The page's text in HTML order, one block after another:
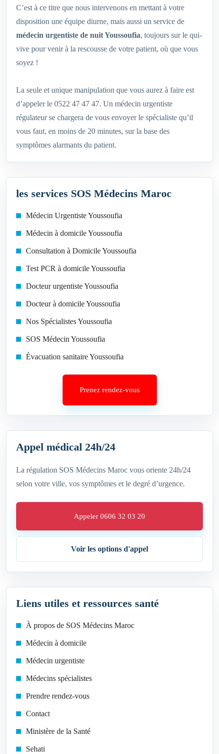
C’est à ce titre que nous intervenons en mettant à votre
disposition une équipe diurne, mais aussi un service de
médecin urgentiste de nuit Youssoufia, toujours sur le qui-
vive pour venir à la rescousse de votre patient, où que vous
soyez !
La seule et unique manipulation que vous aurez à faire est
d’appeler le 0522 47 47 47. Un médecin urgentiste
régulateur se chargera de vous envoyer le spécialiste qu’il
vous faut, en moins de 20 minutes, sur la base des
symptômes alarmants du patient.
les services SOS Médecins Maroc
Médecin Urgentiste Youssoufia
Médecin à domicile Youssoufia
Consultation à Domicile Youssoufia
Test PCR à domicile Youssoufia
Docteur urgentiste Youssoufia
Docteur à domicile Youssoufia
Nos Spécialistes Youssoufia
SOS Médecin Youssoufia
Évacuation sanitaire Youssoufia
Prenez rendez-vous
Appel médical 24h/24
La régulation SOS Médecins Maroc vous oriente 24h/24
selon votre ville, vos symptômes et le degré d’urgence.
Appeler 0606 32 03 20
Voir les options d'appel
Liens utiles et ressources santé
À propos de SOS Médecins Maroc
Médecin à domicile
Médecin urgentiste
Médecins spécialistes
Prendre rendez-vous
Contact
Ministère de la Santé
Sehati